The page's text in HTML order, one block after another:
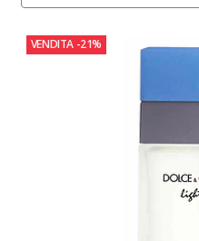
VENDITA -21%